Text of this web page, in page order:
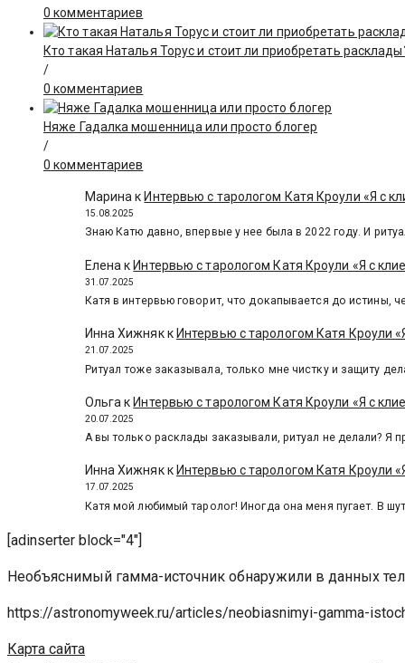
0 комментариев
Кто такая Наталья Торус и стоит ли приобретать
/
0 комментариев
Няже Гадалка мошенница или просто блогер
/
0 комментариев
Марина к Интервью с тарологом Катя Кроули «Я с
15.08.2025
Знаю Катю давно, впервые у нее была в 2022 году. И
Елена кИнтервью с тарологом Катя Кроули «Я с
31.07.2025
Катя в интервью говорит, что докапывается до истины,
Инна Хижнякк Интервью с тарологом Катя Кроули
21.07.2025
Ритуал тоже заказывала, только мне чистку и защиту
Ольга к Интервью с тарологом Катя Кроули «Я с
20.07.2025
А вы только расклады заказывали, ритуал не делали? Я
Инна Хижнякк Интервью с тарологом Катя Кроули
17.07.2025
Катя мой любимый таролог! Иногда она меня пугает. В
[adinserter block="4"]
Необъяснимый гамма-источник обнаружили в данных
https://astronomyweek.ru/articles/neobiasnimyi-gamma-
Карта сайта